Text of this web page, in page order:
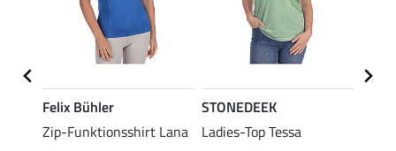
Felix Bühler
Zip-Funktionsshirt Lana
STONEDEEK
Ladies-Top Tessa